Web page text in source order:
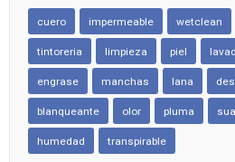
cuero impermeable wetclean
tintoreria limpieza piel
engrase manchas lana
blanqueante olor pluma
humedad transpirable